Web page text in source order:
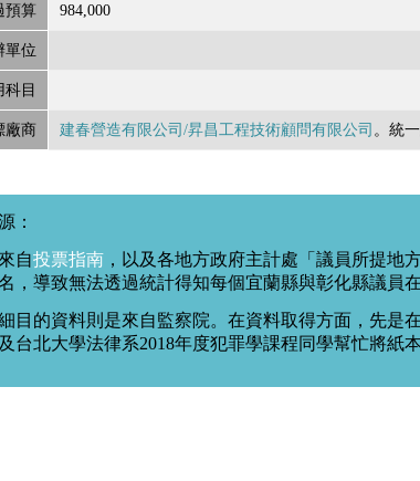
預算 984,000
單位
科目
廠商 建春營造有限公司/昇昌工程技術顧問有限公司 。統
：
自投票指南 ，以及各地方政府主計處「議員所提地
，導致無法透過統計得知每個宜蘭縣與彰化縣議員
目的資料則是來自監察院。在資料取得方面，先是
台北大學法律系2018年度犯罪學課程同學幫忙將紙